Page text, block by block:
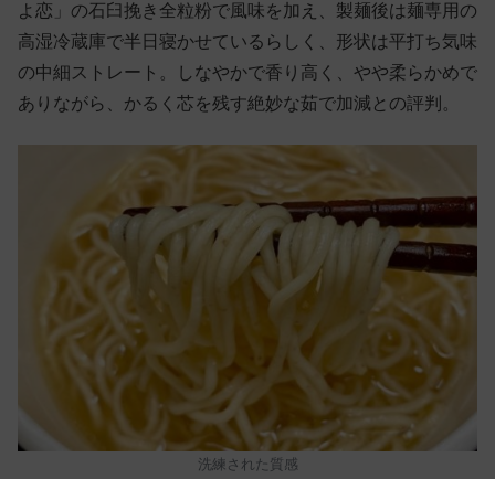
よ恋」の石臼挽き全粒粉で風味を加え、製麺後は麺専用の
高湿冷蔵庫で半日寝かせているらしく、形状は平打ち気味
の中細ストレート。しなやかで香り高く、やや柔らかめで
ありながら、かるく芯を残す絶妙な茹で加減との評判。
洗練された質感